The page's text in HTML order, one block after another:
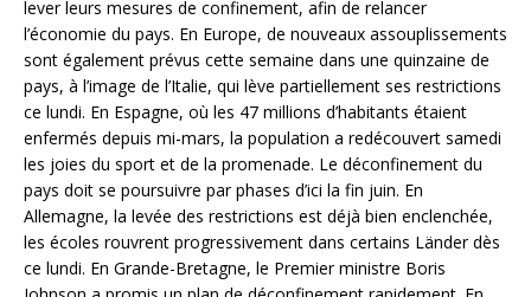
lever leurs mesures de confinement, afin de relancer
l’économie du pays. En Europe, de nouveaux assouplissements
sont également prévus cette semaine dans une quinzaine de
pays, à l’image de l’Italie, qui lève partiellement ses restrictions
ce lundi. En Espagne, où les 47 millions d’habitants étaient
enfermés depuis mi-mars, la population a redécouvert samedi
les joies du sport et de la promenade. Le déconfinement du
pays doit se poursuivre par phases d’ici la fin juin. En
Allemagne, la levée des restrictions est déjà bien enclenchée,
les écoles rouvrent progressivement dans certains Länder dès
ce lundi. En Grande-Bretagne, le Premier ministre Boris